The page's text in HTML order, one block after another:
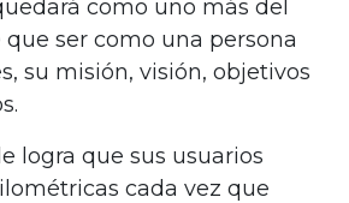
como uno más del
ser como una persona
su misión, visión, objetivos
logra que sus usuarios
cada vez que